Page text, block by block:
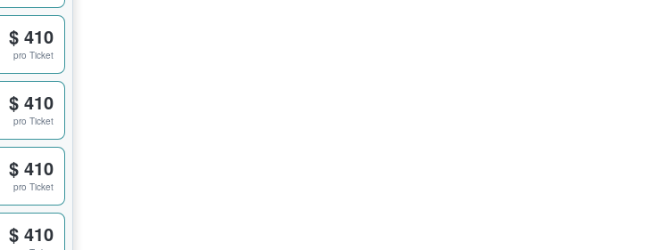
$ 410
pro Ticket
$ 410
pro Ticket
$ 410
pro Ticket
$ 410